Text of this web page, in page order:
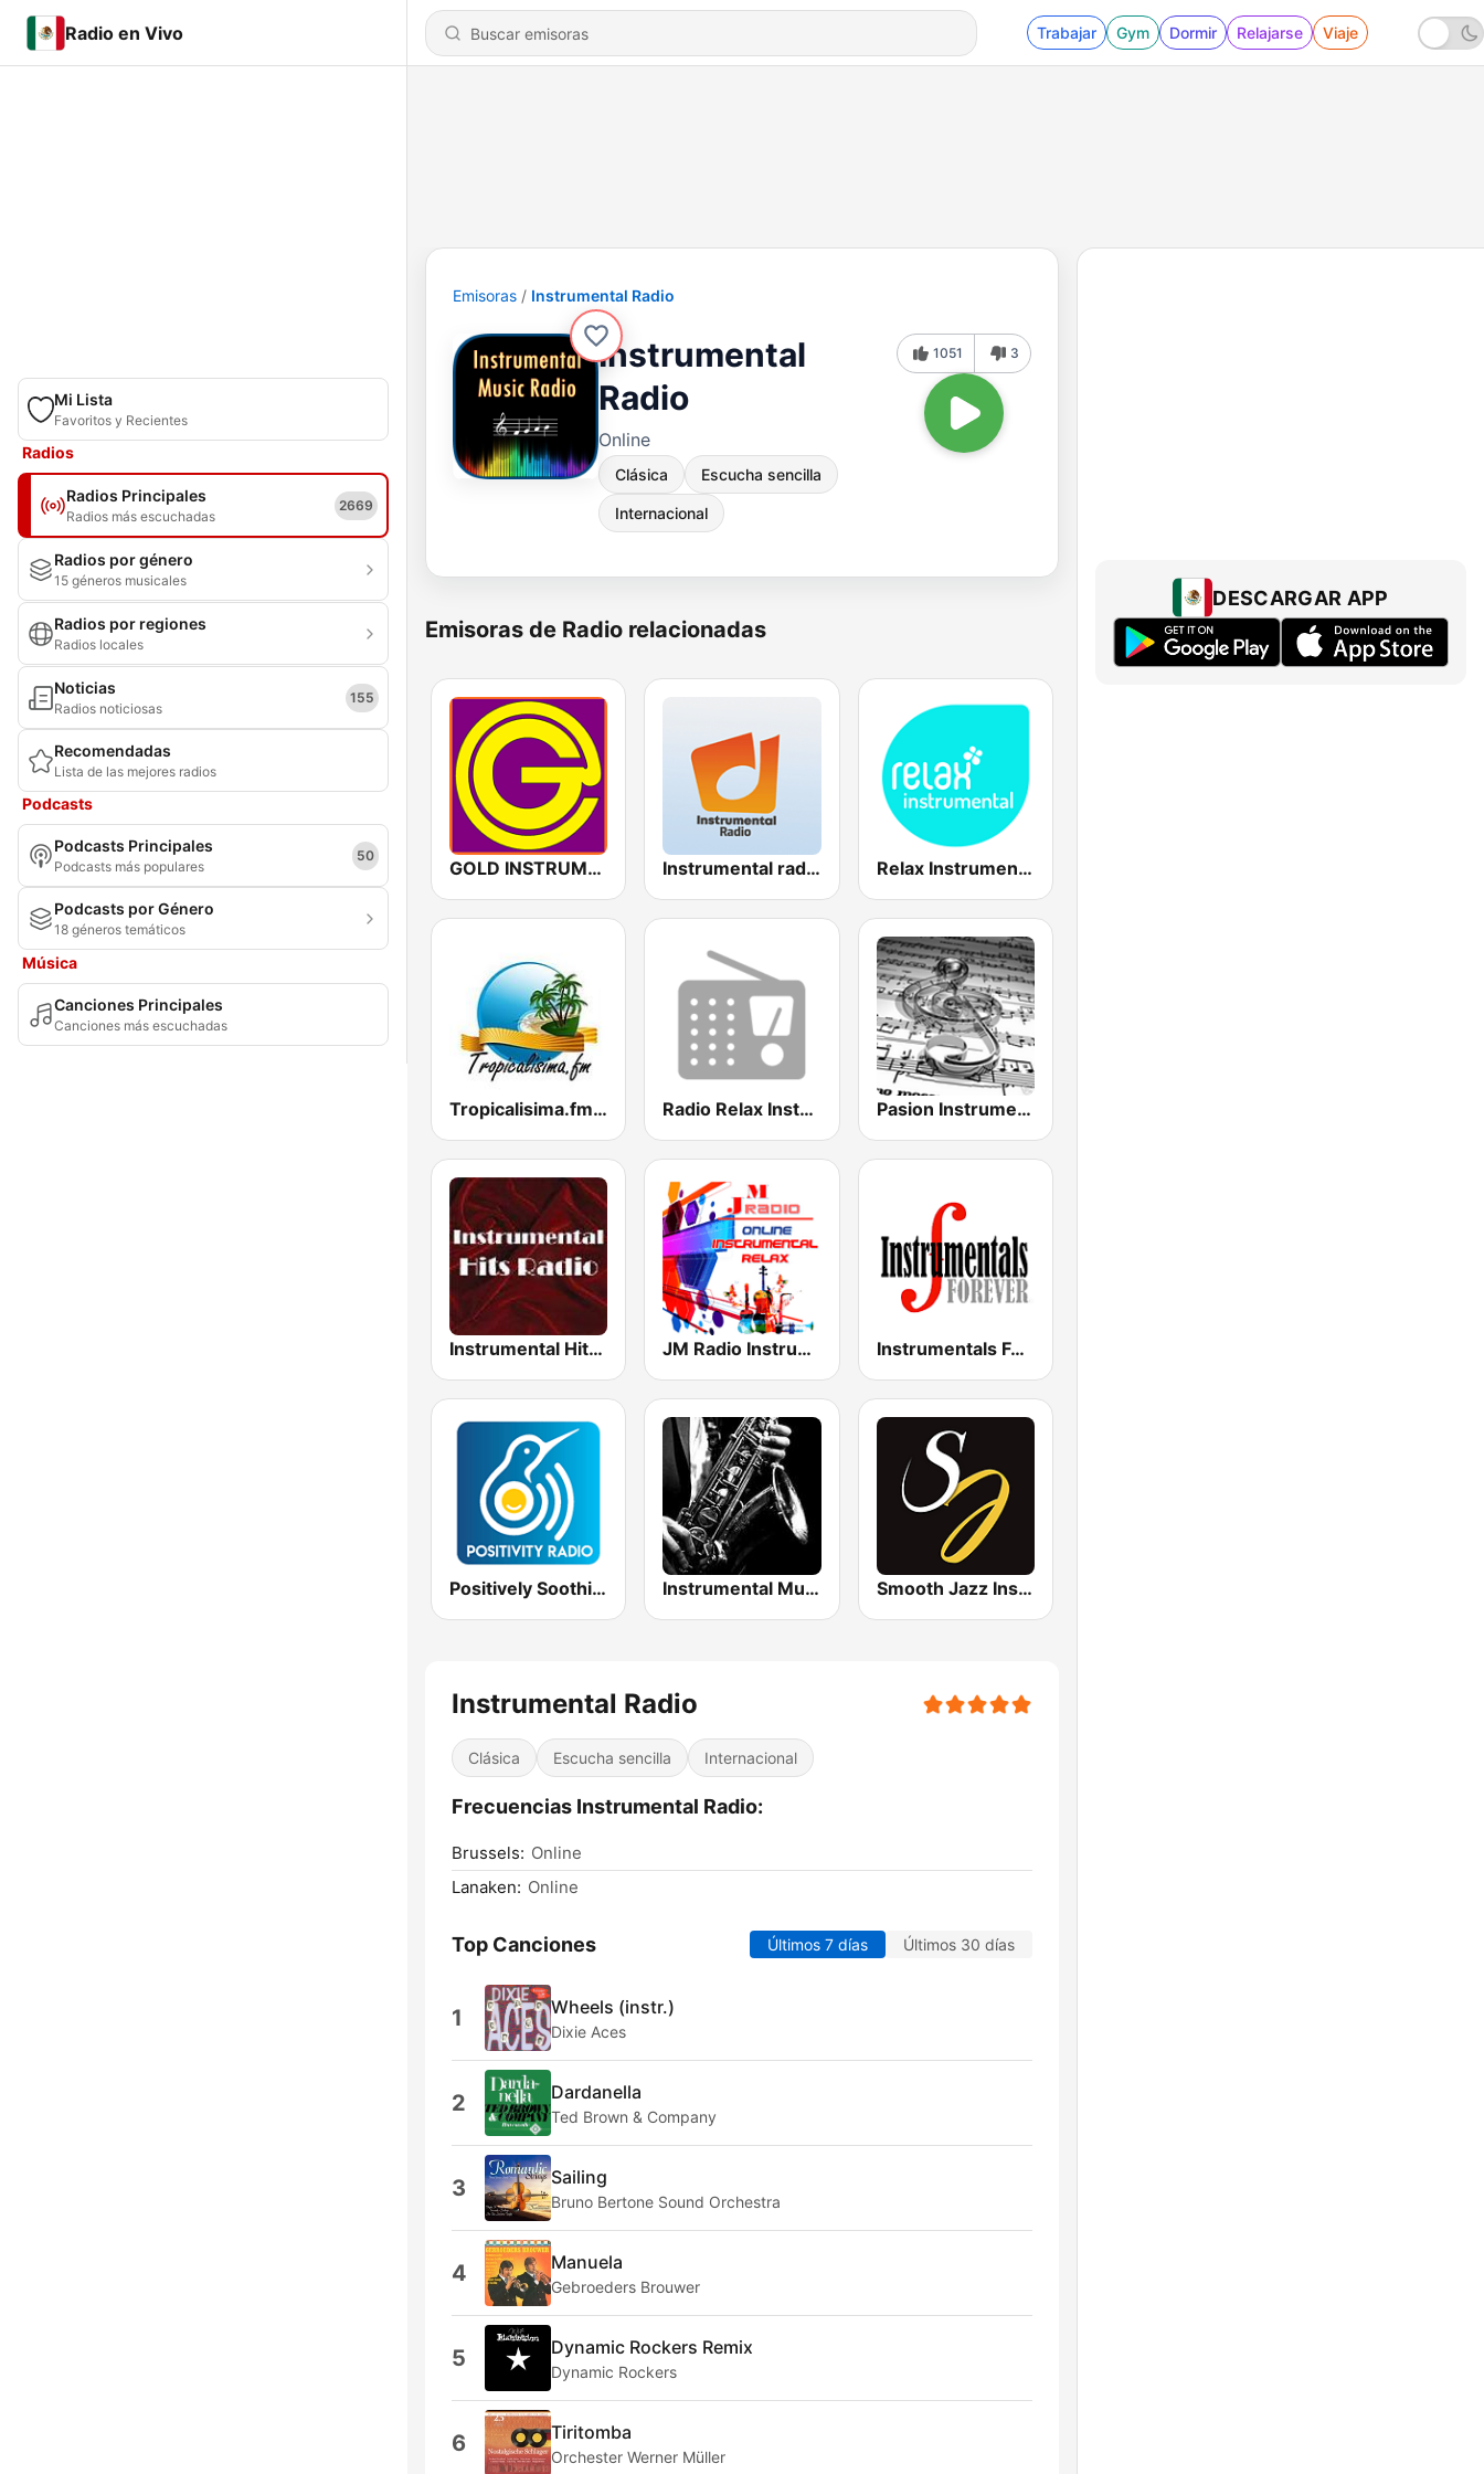
Radio en Vivo Trabajar Gym Dormir Relajarse Viaje
Mi Lista
Favoritos y Recientes
Radios
Radios Principales
Radios más escuchadas
2669
Radios por género
15 géneros musicales
Radios por regiones
Radios locales
Noticias
Radios noticiosas
155
Recomendadas
Lista de las mejores radios
Podcasts
Podcasts Principales
Podcasts más populares
50
Podcasts por Género
18 géneros temáticos
Música
Canciones Principales
Canciones más escuchadas
Emisoras Instrumental Radio
Instrumental
Radio
Online
Clásica Escucha sencilla
Internacional
1051 3
Emisoras de Radio relacionadas
GOLD INSTRUMENTAL Instrumental radio Relax Instrumental
Tropicalisima.fm Instrumental Radio Relax Instrumental Pasion Instrumental
Instrumental Hits Radio JM Radio Instrumental Relax Instrumentals Forever
Positively Soothing Instrumental Instrumental Music Radio | Easy Listening 24/7 Smooth Jazz Instrumental
Instrumental Radio
Clásica Escucha sencilla Internacional
Frecuencias Instrumental Radio:
Brussels: Online
Lanaken: Online
Top Canciones Últimos 7 días Últimos 30 días
1 Wheels (instr.)
Dixie Aces
2 Dardanella
Ted Brown & Company
3 Sailing
Bruno Bertone Sound Orchestra
4 Manuela
Gebroeders Brouwer
5 Dynamic Rockers Remix
Dynamic Rockers
6 Tiritomba
Orchester Werner Müller
DESCARGAR APP